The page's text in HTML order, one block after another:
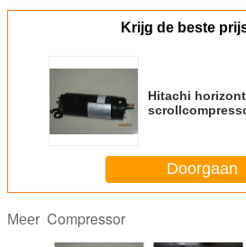
Krijg de beste
Hitachi
Doorgaan
Meer Compressor